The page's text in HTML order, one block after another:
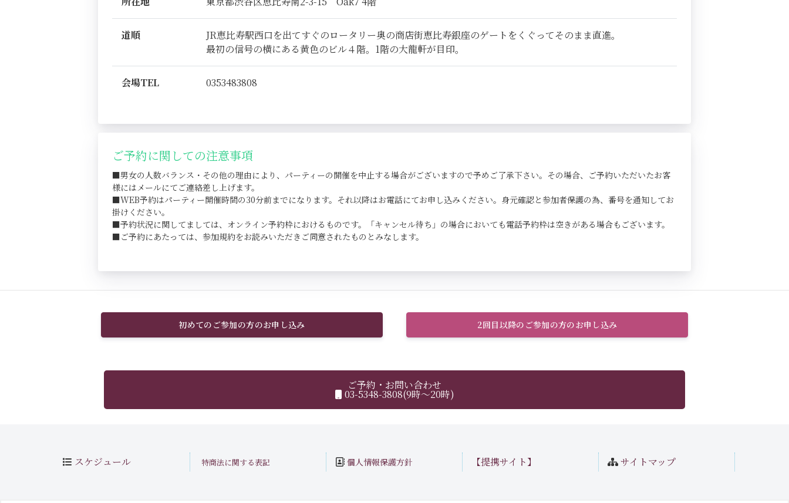
道順
JR恵比寿駅西口を出てすぐのロータリー奥の商店街恵比寿銀座のゲートをくぐってそのまま直進。
最初の信号の横にある黄色のビル４階。1階の大龍軒が目印。
会場TEL 0353483808
ご予約に関しての注意事項
■男女の人数バランス・その他の理由により、パーティーの開催を中止する場合がございますので予めご了承下さい。その場合、ご予約いただいたお客
様にはメールにてご連絡差し上げます。
■WEB予約はパーティー開催時間の30分前までになります。それ以降はお電話にてお申し込みください。身元確認と参加者保護の為、番号を通知してお
掛けください。
■予約状況に関してましては、オンライン予約枠におけるものです。「キャンセル待ち」の場合においても電話予約枠は空きがある場合もございます。
■ご予約にあたっては、参加規約をお読みいただきご同意されたものとみなします。
初めてのご参加の方のお申し込み 2回目以降のご参加の方のお申し込み
ご予約・お問い合わせ
03-5348-3808(9時～20時)
スケジュール 特商法に関する表記 個人情報保護方針 【提携サイト】 サイトマップ